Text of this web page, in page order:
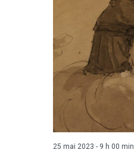
25 mai 2023 - 9 h 00 min